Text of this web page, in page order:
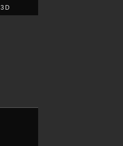
3D